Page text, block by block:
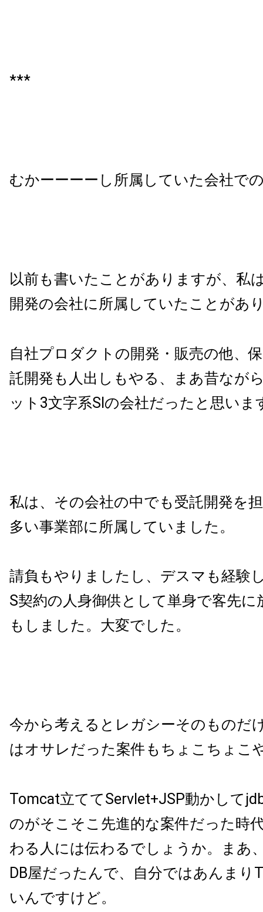
***
むかーーーーし所属していた会社で
以前も書いたことがありますが、私
開発の会社に所属していたことがあ
自社プロダクトの開発・販売の他、
託開発も人出しもやる、まあ昔なが
ット3文字系SIの会社だったと思いま
私は、その会社の中でも受託開発を
多い事業部に所属していました。
請負もやりましたし、デスマも経験
S契約の人身御供として単身で客先
もしました。大変でした。
今から考えるとレガシーそのものだ
はオサレだった案件もちょこちょこ
Tomcat立ててServlet+JSP動かして
のがそこそこ先進的な案件だった時
わる人には伝わるでしょうか。まあ
DB屋だったんで、自分ではあんまり
いんですけど。